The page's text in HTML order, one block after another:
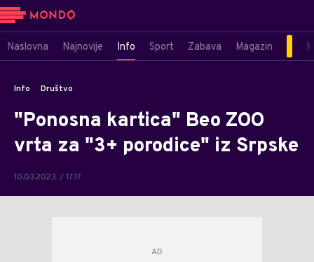
Naslovna Najnovije Info Sport Zabava Magazin
Info Društvo
"Ponosna kartica" Beo ZOO
vrta za "3+ porodice" iz Srpske
10.03.2023. / 17:17